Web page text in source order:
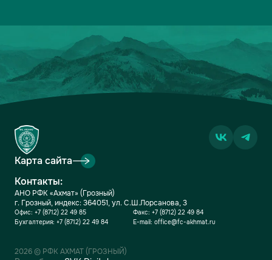
Карта сайта
Контакты:
АНО РФК «Ахмат» (Грозный)
г. Грозный, индекс: 364051, ул. С.Ш.Лорсанова, 3
Офис: +7 (8712) 22 49 85
Бухгалтерия: +7 (8712) 22 49 84
Факс: +7 (8712) 22 49 84
E-mail: office@fc-akhmat.ru
2026 © РФК АХМАТ (ГРОЗНЫЙ)